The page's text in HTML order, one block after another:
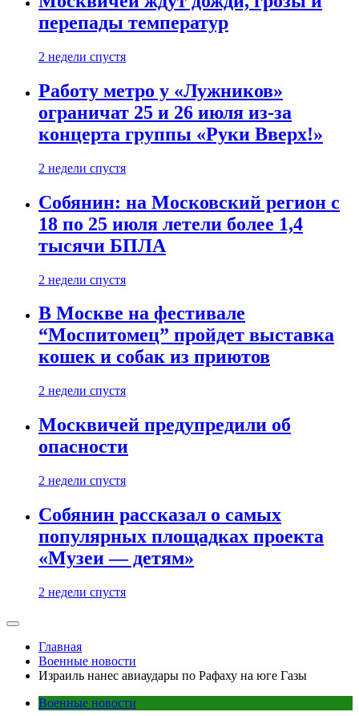
перепады температур
2 недели спустя
Работу метро у «Лужников»
ограничат 25 и 26 июля из-за
концерта группы «Руки Вверх!»
2 недели спустя
Собянин: на Московский регион с
18 по 25 июля летели более 1,4
тысячи БПЛА
2 недели спустя
В Москве на фестивале
“Моспитомец” пройдет выставка
кошек и собак из приютов
2 недели спустя
Москвичей предупредили об
опасности
2 недели спустя
Собянин рассказал о самых
популярных площадках проекта
«Музеи — детям»
2 недели спустя
Главная
Военные новости
Израиль нанес авиаудары по Рафаху на юге Газы
Военные новости